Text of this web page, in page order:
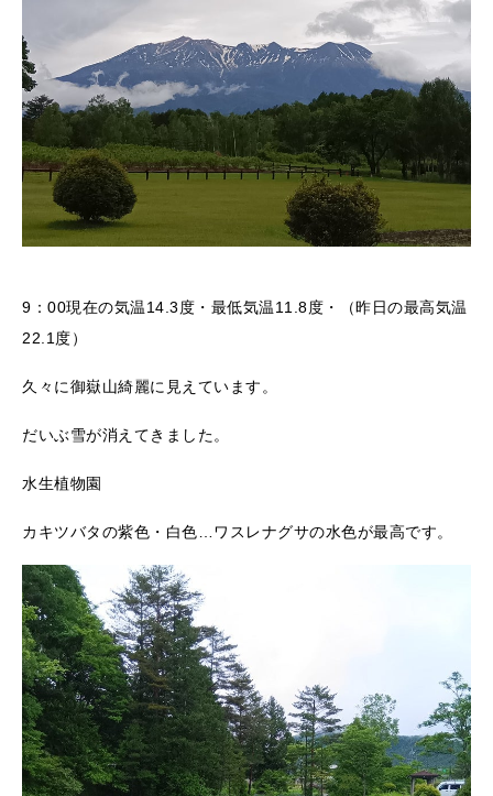
9：00現在の気温14.3度・最低気温11.8度・（昨日の最高気温
22.1度）
久々に御嶽山綺麗に見えています。
だいぶ雪が消えてきました。
水生植物園
カキツバタの紫色・白色…ワスレナグサの水色が最高です。